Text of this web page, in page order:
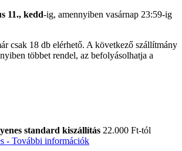
11., kedd-ig, amennyiben vasárnap 23:59-ig
csak 18 db elérhető. A következő szállítmány
többet rendel, az befolyásolhatja a
standard kiszállítás 22.000 Ft-tól
- További információk